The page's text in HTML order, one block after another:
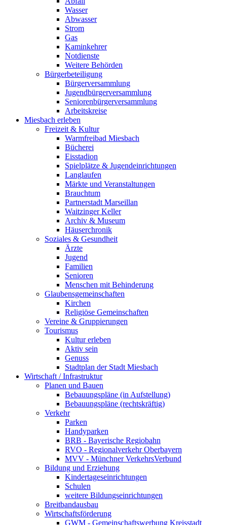
Wasser
Abwasser
Strom
Gas
Kaminkehrer
Notdienste
Weitere Behörden
Bürgerbeteiligung
Bürgerversammlung
Jugendbürgerversammlung
Seniorenbürgerversammlung
Arbeitskreise
Miesbach erleben
Freizeit & Kultur
Warmfreibad Miesbach
Bücherei
Eisstadion
Spielplätze & Jugendeinrichtungen
Langlaufen
Märkte und Veranstaltungen
Brauchtum
Partnerstadt Marseillan
Waitzinger Keller
Archiv & Museum
Häuserchronik
Soziales & Gesundheit
Ärzte
Jugend
Familien
Senioren
Menschen mit Behinderung
Glaubensgemeinschaften
Kirchen
Religiöse Gemeinschaften
Vereine & Gruppierungen
Tourismus
Kultur erleben
Aktiv sein
Genuss
Stadtplan der Stadt Miesbach
Wirtschaft / Infrastruktur
Planen und Bauen
Bebauungspläne (in Aufstellung)
Bebauungspläne (rechtskräftig)
Verkehr
Parken
Handyparken
BRB - Bayerische Regiobahn
RVO - Regionalverkehr Oberbayern
MVV - Münchner VerkehrsVerbund
Bildung und Erziehung
Kindertageseinrichtungen
Schulen
weitere Bildungseinrichtungen
Breitbandausbau
Wirtschaftsförderung
GWM - Gemeinschaftswerbung Kreisstadt